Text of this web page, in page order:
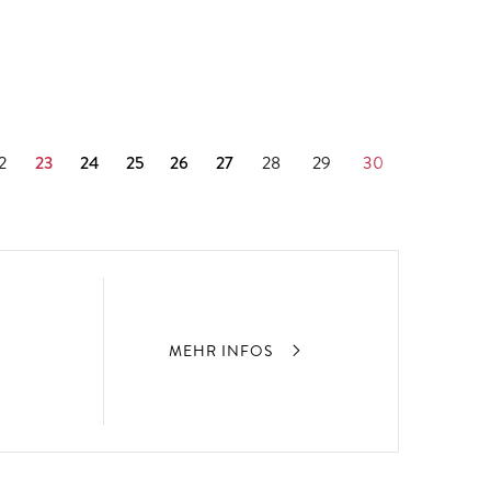
23 24 25 26 27 28 29 30
MEHR INFOS